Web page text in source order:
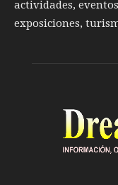
actividades,
exposiciones,